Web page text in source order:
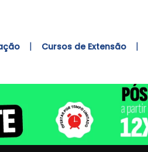
| Cursos de Extensão |